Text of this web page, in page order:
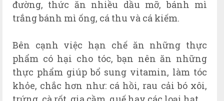
đường, thức ăn nhiều dầu mỡ, bánh mì
trắng bánh mì ống, cá thu và cá kiếm.
Bên cạnh việc hạn chế ăn những thực
phẩm có hại cho tóc, bạn nên ăn những
thực phẩm giúp bổ sung vitamin, làm tóc
khỏe, chắc hơn như: cá hồi, rau cải bó xôi,